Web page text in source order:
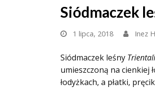
Siódmaczek
1 lipca, 2018 Inez
Siódmaczek leśny
umieszczoną na cienkiej
łodyżkach, a płatki,